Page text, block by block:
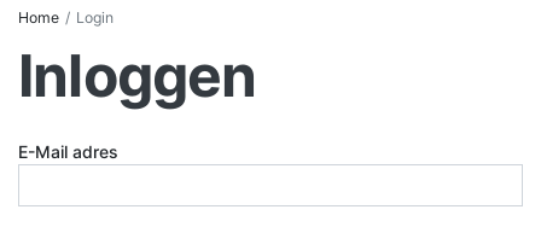
Home Login
Inloggen
E-Mail adres